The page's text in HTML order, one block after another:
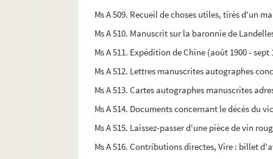
Ms A 509. Recueil de choses utiles, tirés d'un
Ms A 510. Manuscrit sur la baronnie de
Ms A 511. Expédition de Chine (août 1900 -
Ms A 512. Lettres manuscrites autographes
Ms A 513. Cartes autographes manuscrites
Ms A 514. Documents concernant le décès du
Ms A 515. Laissez-passer d'une pièce de vin
Ms A 516. Contributions directes, Vire : billet